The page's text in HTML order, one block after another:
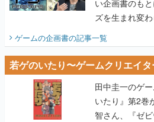
若ゲのいたり〜ゲームクリエイタ
田中圭一のゲ
いたり』第2巻
智さん、『ゼ
重なエピソー
【田中圭一連載